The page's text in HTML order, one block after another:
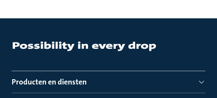
Producten en diensten